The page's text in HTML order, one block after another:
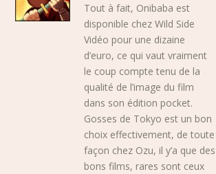
Tout à fait, Onibaba est
disponible chez Wild Side
Vidéo pour une dizaine
d’euro, ce qui vaut vraiment
le coup compte tenu de la
qualité de l’image du film
dans son édition pocket.
Gosses de Tokyo est un bon
choix effectivement, de toute
façon chez Ozu, il y’a que des
bons films, rares sont ceux